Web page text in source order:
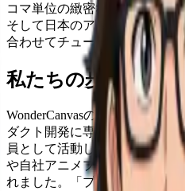
コマ単位の緻密なワークフロ
そして日本のアニメスタジオ
合わせてチューニングされて
私たちの歩み
WonderCanvasの原型は、もと
ダクト開発に専念する以前、
員として活動していました。
や自社アニメプロジェクトに
れました。「プロのアーティ